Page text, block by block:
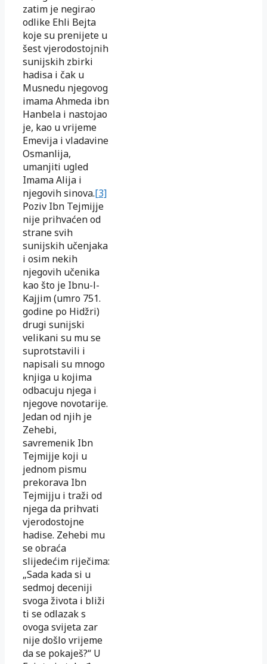
zatim je negirao
odlike Ehli Bejta
koje su prenijete u
šest vjerodostojnih
sunijskih zbirki
hadisa i čak u
Musnedu njegovog
imama Ahmeda ibn
Hanbela i nastojao
je, kao u vrijeme
Emevija i vladavine
Osmanlija,
umanjiti ugled
Imama Alija i
njegovih sinova.[3]
Poziv Ibn Tejmijje
nije prihvaćen od
strane svih
sunijskih učenjaka
i osim nekih
njegovih učenika
kao što je Ibnu-l-
Kajjim (umro 751.
godine po Hidžri)
drugi sunijski
velikani su mu se
suprotstavili i
napisali su mnogo
knjiga u kojima
odbacuju njega i
njegove novotarije.
Jedan od njih je
Zehebi,
savremenik Ibn
Tejmijje koji u
jednom pismu
prekorava Ibn
Tejmijju i traži od
njega da prihvati
vjerodostojne
hadise. Zehebi mu
se obraća
slijedećim riječima:
„Sada kada si u
sedmoj deceniji
svoga života i bliži
ti se odlazak s
ovoga svijeta zar
nije došlo vrijeme
da se pokaješ?“ U